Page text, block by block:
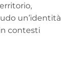
un’identità
contesti